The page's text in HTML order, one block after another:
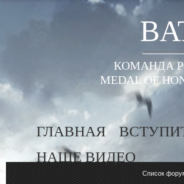
КОМАНДА
MEDAL OF
ГЛАВНАЯ
НАШЕ ВИДЕО
Список